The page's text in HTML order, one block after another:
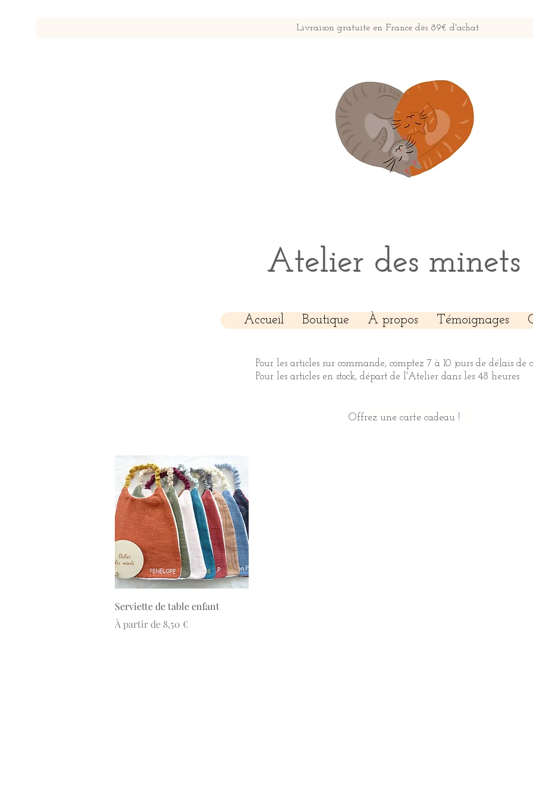
Livraison gratuite en France dès 89€ d'achat
Atelier des minets
Accueil Boutique À propos Témoignages
Pour les articles sur commande, comptez 7 à 10 jours de délais de
Pour les articles en stock, départ de l'Atelier dans les 48 heures
Offrez une carte cadeau !
Aperçu rapide
Serviette de table enfant
À partir de 8,50 €
Prix promotionnel